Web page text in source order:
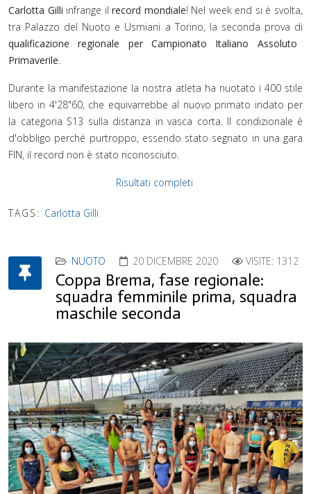
Carlotta Gilli infrange ilrecord mondiale! Nel week end si è svolta,
tra Palazzo del Nuoto e Usmiani a Torino, la seconda prova di
qualificazione regionale per Campionato Italiano Assoluto
Primaverile.
Durante la manifestazione la nostra atleta ha nuotato i 400 stile
libero in 4'28"60, che equivarrebbe al nuovo primato iridato per
la categoria S13 sulla distanza in vasca corta. Il condizionale è
d'obbligo perché purtroppo, essendo stato segnato in una gara
FIN, il record non è stato riconosciuto.
Risultati completi
TAGS: Carlotta Gilli
NUOTO 20 DICEMBRE 2020 VISITE: 1312
Coppa Brema, fase regionale:
squadra femminile prima, squadra
maschile seconda